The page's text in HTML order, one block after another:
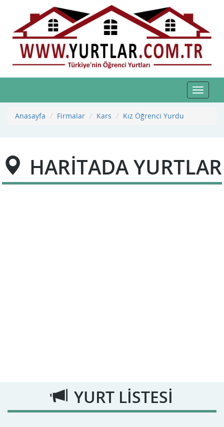
Toggle
Anasayfa
Firmalar Kars Kız Öğrenci Yurdu
HARİTADA YURTLAR
YURT LİSTESİ